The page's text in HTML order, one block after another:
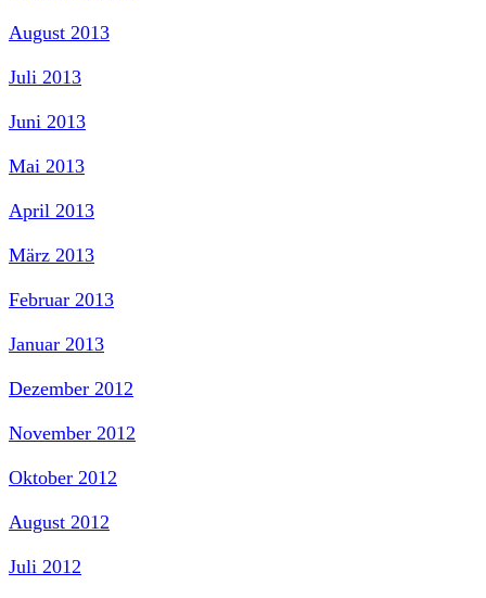
August 2013
Juli 2013
Juni 2013
Mai 2013
April 2013
März 2013
Februar 2013
Januar 2013
Dezember 2012
November 2012
Oktober 2012
August 2012
Juli 2012